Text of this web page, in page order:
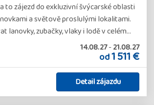
to zájezd do exkluzivní švýcarské oblasti
a světově proslulými lokalitami.
lanovky, zubačky, vlaky i lodě v celém…
14.08.27-21.08.27
od1 511 €
Detail zájazdu